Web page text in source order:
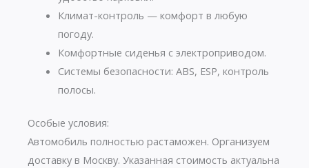
Климат-контроль — комфорт в любую
погоду.
Комфортные сиденья с электроприводом.
Системы безопасности: ABS, ESP, контроль
полосы.
Особые условия:
Автомобиль полностью растаможен. Организуем
доставку в Москву. Указанная стоимость актуальна